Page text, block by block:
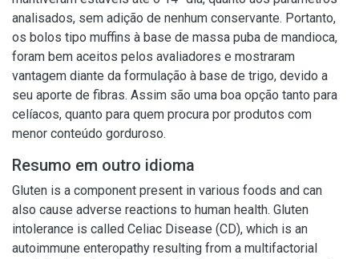
analisados, sem adição de nenhum conservante. Portanto,
os bolos tipo muffins à base de massa puba de mandioca,
foram bem aceitos pelos avaliadores e mostraram
vantagem diante da formulação à base de trigo, devido a
seu aporte de fibras. Assim são uma boa opção tanto para
celíacos, quanto para quem procura por produtos com
menor conteúdo gorduroso.
Resumo em outro idioma
Gluten is a component present in various foods and can
also cause adverse reactions to human health. Gluten
intolerance is called Celiac Disease (CD), which is an
autoimmune enteropathy resulting from a multifactorial